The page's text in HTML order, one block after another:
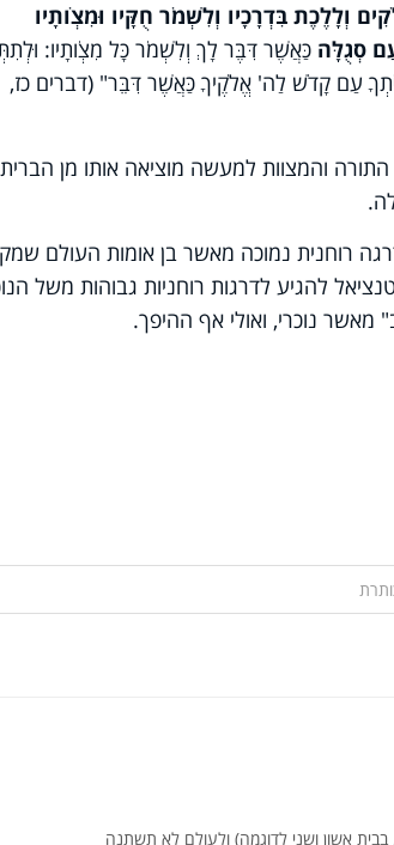
וְלָלֶכֶת בִּדְרָכָיו וְלִשְׁמֹר חֻקָּיו וּמִצְו‍ֹתָיו
סְגֻלָּה כַּאֲשֶׁר דִּבֶּר לָךְ וְלִשְׁמֹר כָּל מִצְו‍ֹתָיו:
עַם קָדֹשׁ לַה' אֱלֹקֶיךָ כַּאֲשֶׁר דִּבֵּר" (דברים כז,
והמצוות למעשה מוציאה אותו מן
רוחנית נמוכה מאשר בן אומות העולם
להגיע לדרגות רוחניות גבוהות משל
מאשר נוכרי, ואולי אף ההיפך.